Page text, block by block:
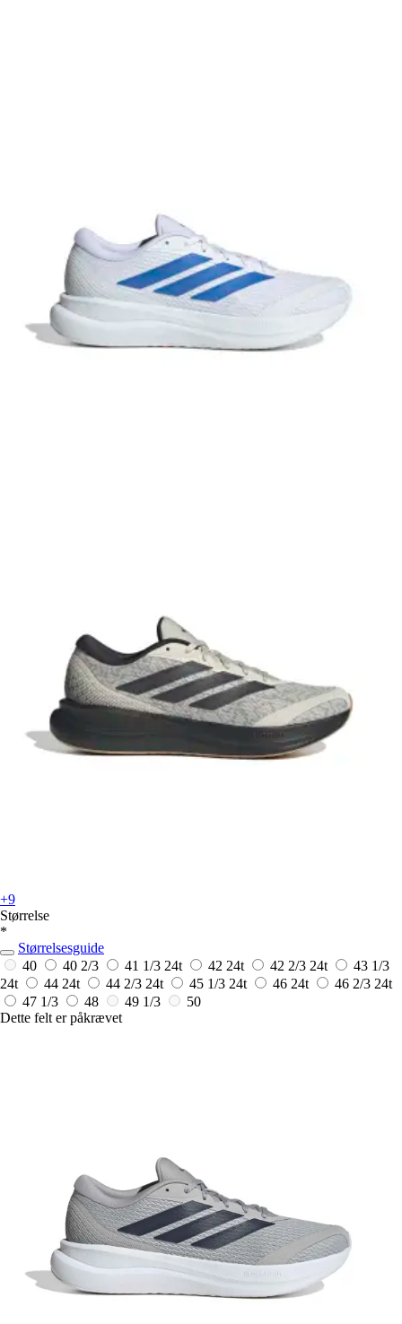
+9
Størrelse
*
Størrelsesguide
40
40 2/3 41 1/3 24t 42 24t 42 2/3 24t
43 1/3
24t
44 24t 44 2/3 24t 45 1/3 24t 46 24t 46 2/3 24t
47 1/3
48 49 1/3
50
Dette felt er påkrævet